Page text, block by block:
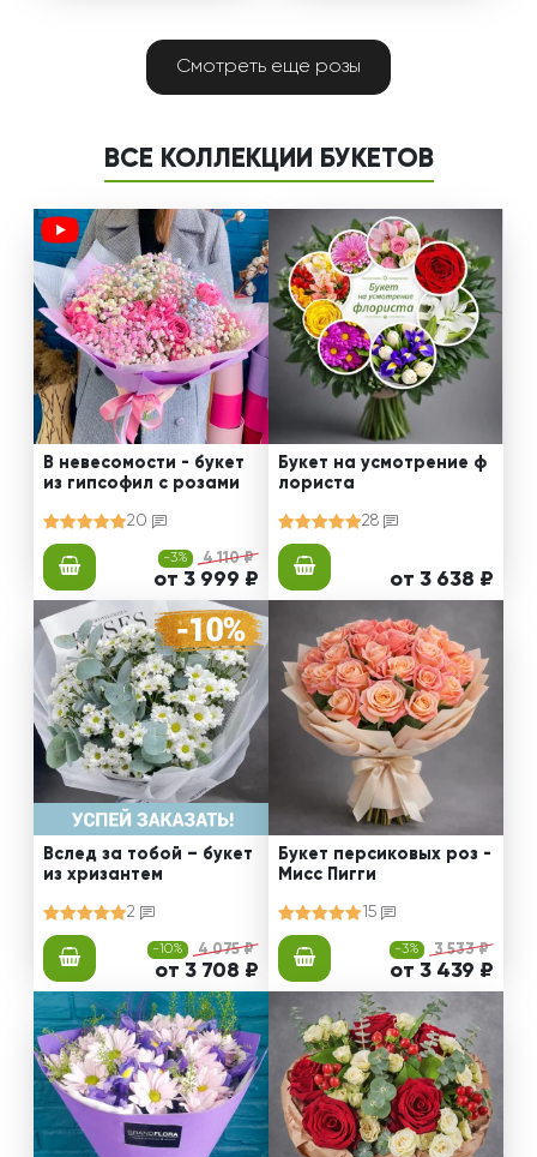
Смотреть еще розы
ВСЕ КОЛЛЕКЦИИ БУКЕТОВ
В невесомости - букет
из гипсофил с розами
20
-3% 4 110 ₽
от 3 999 ₽
Букет на усмотрение ф
лориста
28
от 3 638 ₽
Вслед за тобой – букет
из хризантем
2
-10% 4 075 ₽
от 3 708 ₽
Букет персиковых роз -
Мисс Пигги
15
-3% 3 533 ₽
от 3 439 ₽